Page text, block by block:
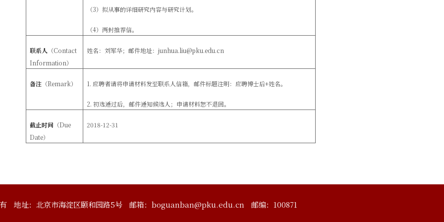
（3）拟从事的详细研究内容与研究计划。
（4）两封推荐信。
联系人 （Contact
Information）
姓名：刘军华；邮件地址：junhua.liu@pku.edu.cn
备注（Remark） 1. 应聘者请将申请材料发至联系人信箱， 邮件标题注明：应聘博士后+姓名。
2. 初选通过后，邮件通知候选人；申请材料恕不退回。
截止时间 （Due
Date）
2018-12-31
地址：北京市海淀区颐和园路5号 邮箱：boguanban@pku.edu.cn 邮编：100871